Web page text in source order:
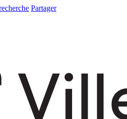
Partager